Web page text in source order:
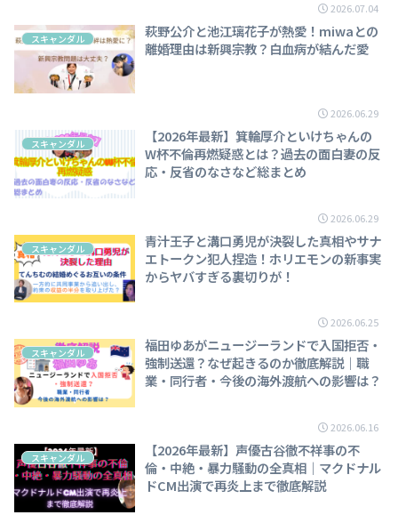
2026.07.04
スキャンダル
萩野公介と池江璃花子が熱愛！miwaとの
離婚理由は新興宗教？白血病が結んだ愛
2026.06.29
スキャンダル
【2026年最新】箕輪厚介といけちゃんの
W杯不倫再燃疑惑とは？過去の面白妻の反
応・反省のなさなど総まとめ
2026.06.29
スキャンダル
青汁王子と溝口勇児が決裂した真相やサナ
エトークン犯人捏造！ホリエモンの新事実
からヤバすぎる裏切りが！
2026.06.25
スキャンダル
福田ゆあがニュージーランドで入国拒否・
強制送還？なぜ起きるのか徹底解説｜職
業・同行者・今後の海外渡航への影響は？
2026.06.16
スキャンダル
【2026年最新】声優古谷徹不祥事の不
倫・中絶・暴力騒動の全真相｜マクドナル
ドCM出演で再炎上まで徹底解説